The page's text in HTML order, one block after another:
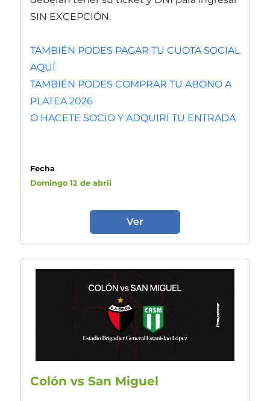
SIN EXCEPCIÓN.
TAMBIÉN PODES PAGAR TU CUOTA SOCIAL
AQUÍ
TAMBIÉN PODES COMPRAR TU ABONO A
PLATEA 2026
O HACETE SOCIO Y ADQUIRÍ TU ENTRADA
Fecha
Domingo 12 de abril
Ver
Colón vs San Miguel